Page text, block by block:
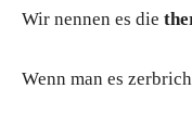
Wir nennen es die
Wenn man es